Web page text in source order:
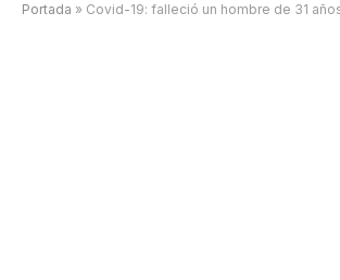
Portada » Covid-19: falleció un hombre de 31